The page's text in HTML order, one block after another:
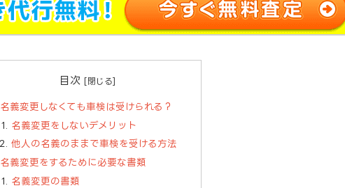
目次
名義変更しなくても車検は受けられる？
名義変更をしないデメリット
他人の名義のままで車検を受ける方法
名義変更をするために必要な書類
名義変更の書類